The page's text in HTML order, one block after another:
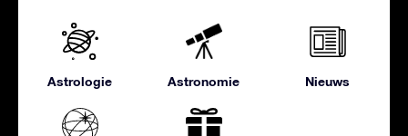
Astrologie Astronomie Nieuws